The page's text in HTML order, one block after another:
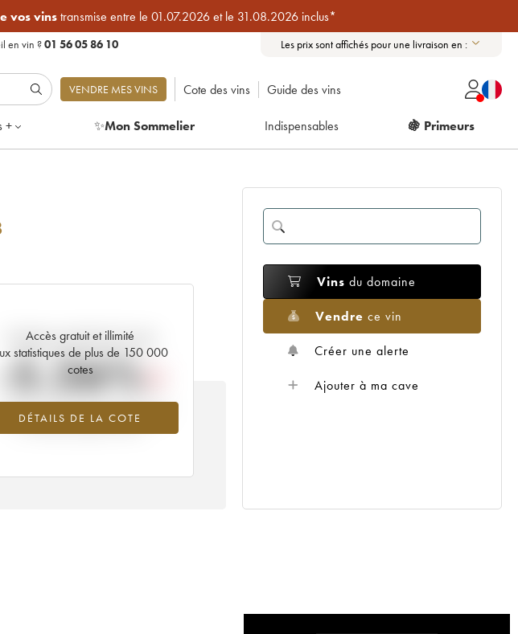
vos vinstransmise entre le 01.07.2026 et le 31.08.2026 inclus*
en vin ?01 56 05 86 10 Les prix sont affichés pour une livraison en :
VENDRE MES VINS Cote des vins Guide des vins
+ ✨Mon Sommelier Indispensables 🍇 Primeurs
Accès gratuit et illimité
statistiques de plus de 150 000
cotes
DÉTAILS DE LA COTE
Tendance actuelle de la cote
5.26%
Tendance à la baisse du millésime 2018
en 2026 par rapport à 2025
Vins du domaine
Vendre ce vin
Créer une alerte
Ajouter à ma cave